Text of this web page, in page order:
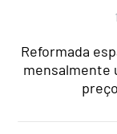
Reformada
mensalmente